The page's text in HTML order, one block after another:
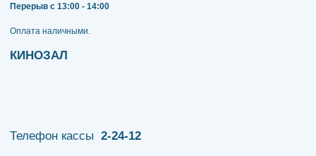
Перерыв с 13:00 - 14:00
​​​​​​​Оплата наличными.
КИНОЗАЛ
Телефон кассы 2-24-12